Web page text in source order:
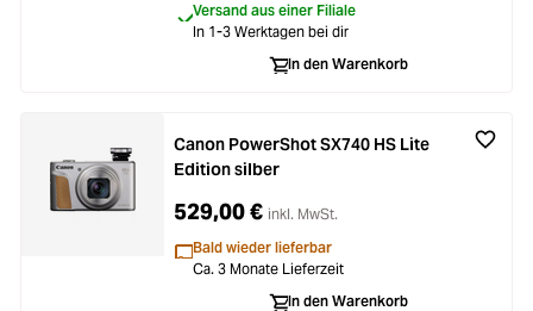
Versand aus einer Filiale
In 1-3 Werktagen bei dir
In den Warenkorb
Canon PowerShot SX740 HS Lite
Edition silber
529,00 € inkl. MwSt.
Bald wieder lieferbar
Ca. 3 Monate Lieferzeit
In den Warenkorb